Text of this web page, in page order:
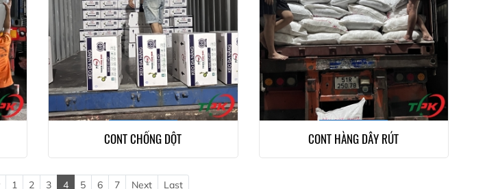
CONT CHỐNG DỘT CONT HÀNG DÂY RÚT
1 2 3 4 5 6 7 Next Last